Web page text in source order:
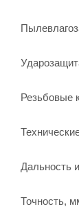
Резьбовые
Дальность
Точность,